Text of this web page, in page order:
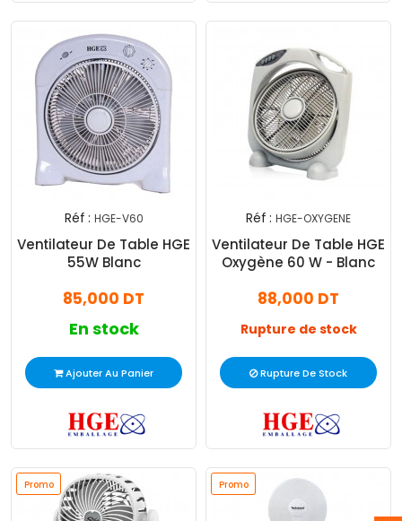
Réf : HGE-V60
Ventilateur De Table HGE
55W Blanc
85,000 DT
En stock
Ajouter Au Panier
Réf : HGE-OXYGENE
Ventilateur De Table HGE
Oxygène 60 W - Blanc
88,000 DT
Rupture de stock
Rupture De Stock
Promo Promo